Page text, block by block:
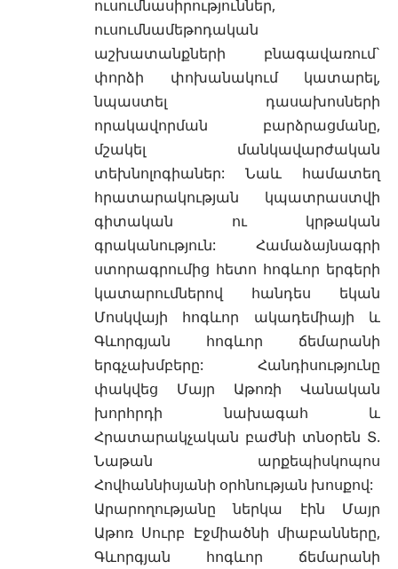
ուսումնասիրություններ,
ուսումնամեթոդական
աշխատանքների բնագավառում`
փորձի փոխանակում կատարել,
նպաստել դասախոսների
որակավորման բարձրացմանը,
մշակել մանկավարժական
տեխնոլոգիաներ: Նաև համատեղ
հրատարակության կպատրաստվի
գիտական ու կրթական
գրականություն: Համաձայնագրի
ստորագրումից հետո հոգևոր երգերի
կատարումներով հանդես եկան
Մոսկվայի հոգևոր ակադեմիայի և
Գևորգյան հոգևոր ճեմարանի
երգչախմբերը: Հանդիսությունը
փակվեց Մայր Աթոռի Վանական
խորհրդի նախագահ և
Հրատարակչական բաժնի տնօրեն Տ.
Նաթան արքեպիսկոպոս
Հովհաննիսյանի օրհնության խոսքով:
Արարողությանը ներկա էին Մայր
Աթոռ Սուրբ Էջմիածնի միաբանները,
Գևորգյան հոգևոր ճեմարանի